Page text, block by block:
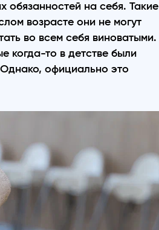
обязанностей на себя. Такие
возрасте они не могут
во всем себя виноватыми.
когда-то в детстве были
официально это